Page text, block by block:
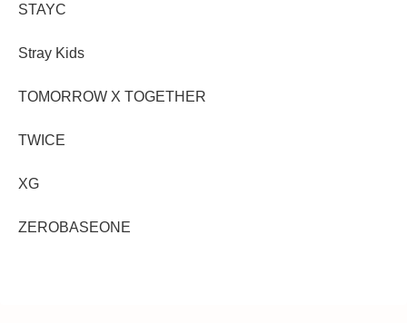
STAYC
Stray Kids
TOMORROW X TOGETHER
TWICE
XG
ZEROBASEONE